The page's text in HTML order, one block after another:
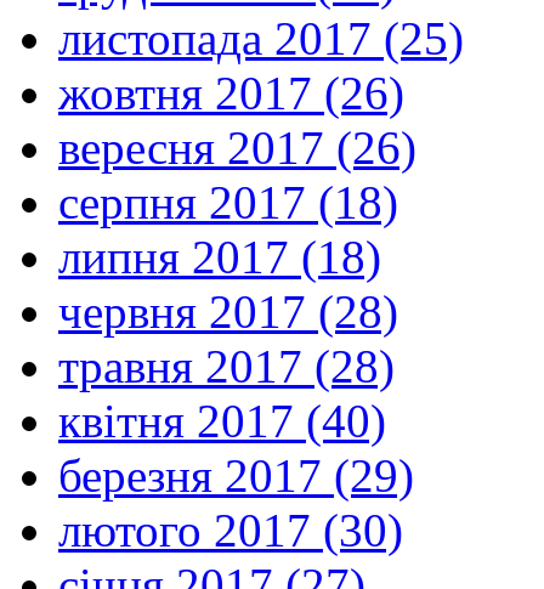
листопада 2017 (25)
жовтня 2017 (26)
вересня 2017 (26)
серпня 2017 (18)
липня 2017 (18)
червня 2017 (28)
травня 2017 (28)
квітня 2017 (40)
березня 2017 (29)
лютого 2017 (30)